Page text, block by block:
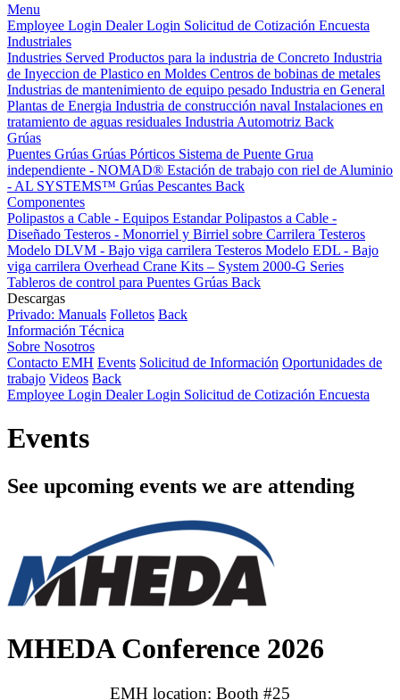
Menu
Employee Login Dealer Login Solicitud de Cotización Encuesta
Industriales
Industries Served Productos para la industria de Concreto Industria
de Inyeccion de Plastico en Moldes Centros de bobinas de metales
Industrias de mantenimiento de equipo pesado Industria en General
Plantas de Energia Industria de construcción naval Instalaciones en
tratamiento de aguas residuales Industria Automotriz Back
Grúas
Puentes Grúas Grúas Pórticos Sistema de Puente Grua
independiente - NOMAD® Estación de trabajo con riel de Aluminio
- AL SYSTEMS™ Grúas Pescantes Back
Componentes
Polipastos a Cable - Equipos EstandarPolipastos a Cable -
Diseñado Testeros - Monorriel y Birriel sobre Carrilera Testeros
Modelo DLVM - Bajo viga carrilera Testeros Modelo EDL - Bajo
viga carrilera Overhead Crane Kits – System 2000-G Series
Tableros de control para Puentes Grúas Back
Descargas
Privado: Manuals Folletos Back
Información Técnica
Sobre Nosotros
Contacto EMH Events Solicitud de Información Oportunidades de
trabajo Videos Back
Employee Login Dealer Login Solicitud de Cotización Encuesta
Events
See upcoming events we are attending
MHEDA Conference 2026
EMH location: Booth #25